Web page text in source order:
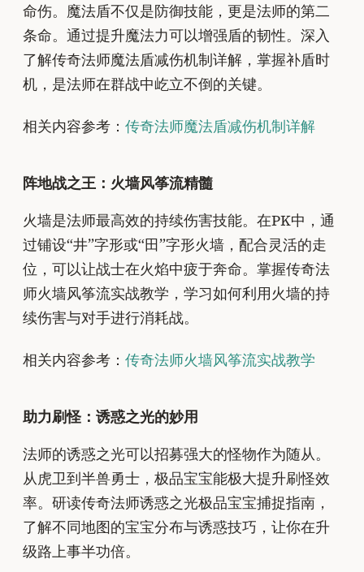
命伤。魔法盾不仅是防御技能，更是法师的第二
条命。通过提升魔法力可以增强盾的韧性。深入
了解传奇法师魔法盾减伤机制详解，掌握补盾时
机，是法师在群战中屹立不倒的关键。
相关内容参考： 传奇法师魔法盾减伤机制详解
阵地战之王：火墙风筝流精髓
火墙是法师最高效的持续伤害技能。在PK中，通
过铺设“井”字形或“田”字形火墙，配合灵活的走
位，可以让战士在火焰中疲于奔命。掌握传奇法
师火墙风筝流实战教学，学习如何利用火墙的持
续伤害与对手进行消耗战。
相关内容参考： 传奇法师火墙风筝流实战教学
助力刷怪：诱惑之光的妙用
法师的诱惑之光可以招募强大的怪物作为随从。
从虎卫到半兽勇士，极品宝宝能极大提升刷怪效
率。研读传奇法师诱惑之光极品宝宝捕捉指南，
了解不同地图的宝宝分布与诱惑技巧，让你在升
级路上事半功倍。